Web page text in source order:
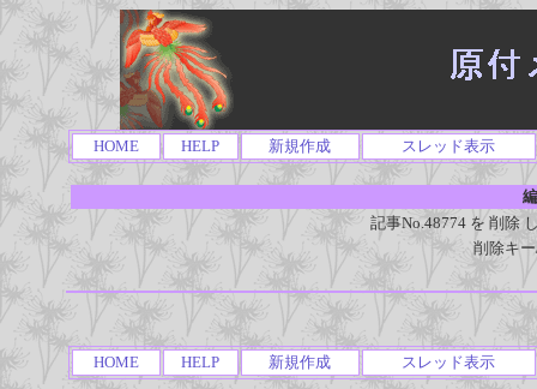
HOME HELP 新規作成 スレッド表示
記事No.48774 を 削除
削除キ
HOME HELP 新規作成 スレッド表示